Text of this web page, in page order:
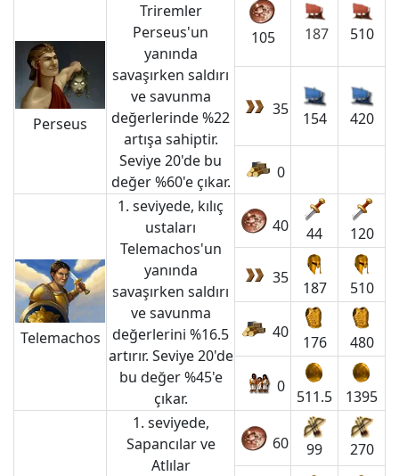
Perseus
Triremler
Perseus'un
yanında
savaşırken saldırı
ve savunma
değerlerinde %22
artışa sahiptir.
Seviye 20'de bu
değer %60'e çıkar.
105 187 510
35 154 420
0
Telemachos
1. seviyede, kılıç
ustaları
Telemachos'un
yanında
savaşırken saldırı
ve savunma
değerlerini %16.5
artırır. Seviye 20'de
bu değer %45'e
çıkar.
40 44 120
35
187 510
40
176 480
0
511.5 1395
1. seviyede,
Sapancılar ve
Atlılar
60 99 270